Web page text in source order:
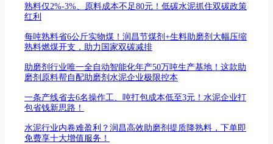
熟料仅2%-3%、原料成本不足80元！低碳水泥抓住双碳政策
红利
每吨熟料省6公斤实物煤！润昌节煤剂+生料助磨剂大幅压缩
熟料燃煤开支，助力国家双碳减排
助磨剂行业唯一全自动智能化年产50万吨生产基地！这款助
磨剂原料帮自配助磨剂水泥企业极限控本
一条产线省去6名操作工、吨打包成本低至3元！水泥企业打
包省钱新思路！
水泥行业内卷难盈利？润昌高效助磨剂提质降熟料，下单即
免费享十大增值服务！